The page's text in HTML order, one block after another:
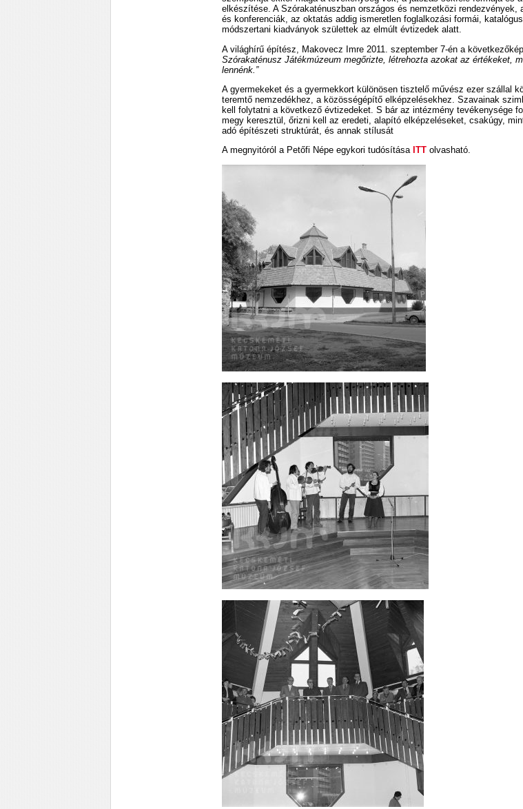
elkészítése. A Szórakaténuszban országos és nemzetközi rendezvények,
és konferenciák, az oktatás addig ismeretlen foglalkozási formái,
módszertani kiadványok születtek az elmúlt évtizedek alatt.
A világhírű építész, Makovecz Imre 2011. szeptember 7-én a
Szórakaténusz Játékmúzeum megőrizte, létrehozta azokat az értékeket,
lennénk.”
A gyermekeket és a gyermekkort különösen tisztelő művész ezer szállal
teremtő nemzedékhez, a közösségépítő elképzelésekhez. Szavainak
kell folytatni a következő évtizedeket. S bár az intézmény tevékenysége
megy keresztül, őrizni kell az eredeti, alapító elképzeléseket, csakúgy,
adó építészeti struktúrát, és annak stílusát
A megnyitóról a Petőfi Népe egykori tudósítása ITTolvasható.